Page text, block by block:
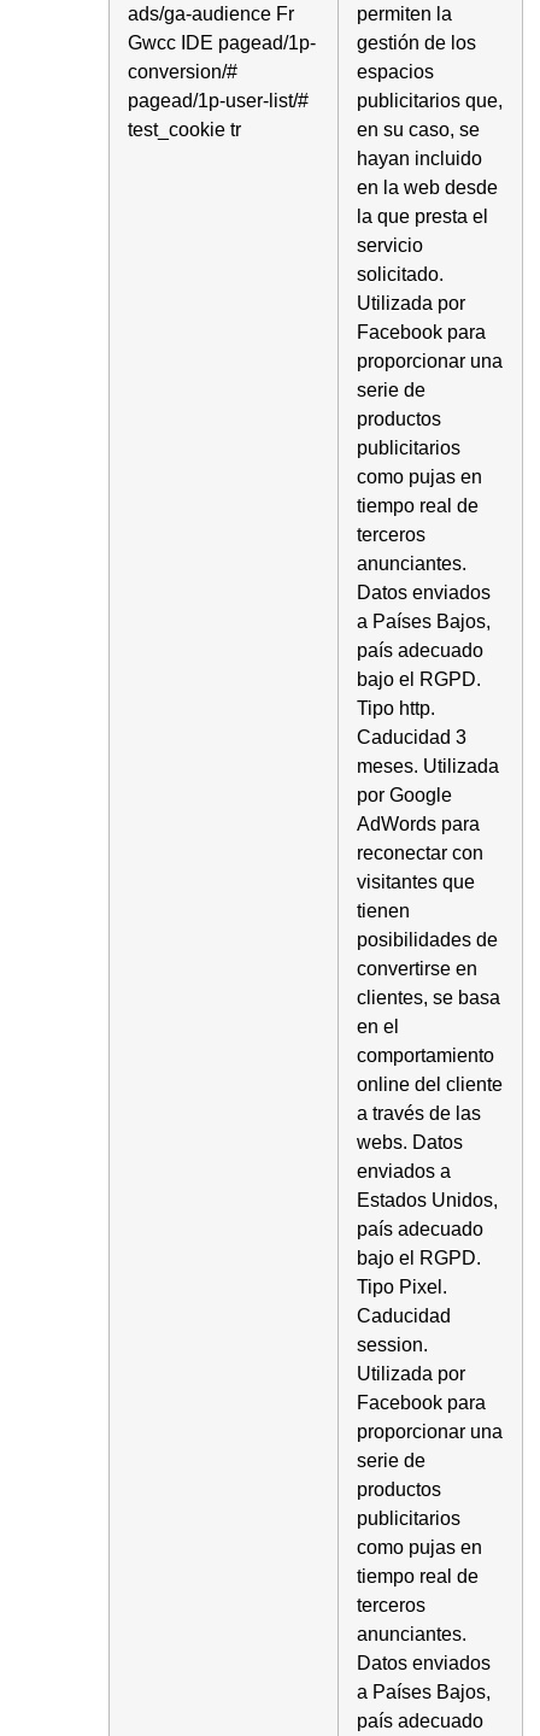
ads/ga-audience Fr
Gwcc IDE pagead/1p-
conversion/#
pagead/1p-user-list/#
test_cookie tr
permiten la
gestión de los
espacios
publicitarios que,
en su caso, se
hayan incluido
en la web desde
la que presta el
servicio
solicitado.
Utilizada por
Facebook para
proporcionar una
serie de
productos
publicitarios
como pujas en
tiempo real de
terceros
anunciantes.
Datos enviados
a Países Bajos,
país adecuado
bajo el RGPD.
Tipo http.
Caducidad 3
meses. Utilizada
por Google
AdWords para
reconectar con
visitantes que
tienen
posibilidades de
convertirse en
clientes, se basa
en el
comportamiento
online del cliente
a través de las
webs. Datos
enviados a
Estados Unidos,
país adecuado
bajo el RGPD.
Tipo Pixel.
Caducidad
session.
Utilizada por
Facebook para
proporcionar una
serie de
productos
publicitarios
como pujas en
tiempo real de
terceros
anunciantes.
Datos enviados
a Países Bajos,
país adecuado